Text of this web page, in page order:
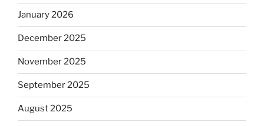
January 2026
December 2025
November 2025
September 2025
August 2025